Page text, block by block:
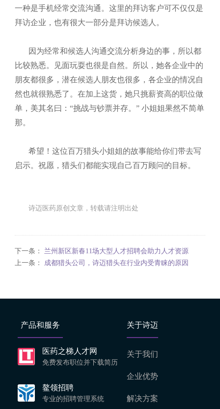
一种是手机经常交流沟通。这里的拜访客户可不仅仅是
拜访企业，也有很大一部分是拜访候选人。
因为经常和候选人沟通交流分析身边的事，所以都
比较熟悉。见面玩耍也很是自然。所以，她各企业中的
朋友都很多，潜在候选人朋友也很多，各企业的情况自
然也就很熟悉了。在加上这货，她只挑薪资高的职位做
单，美其名曰：“挑战与钞票并存。” 小姐姐果然不简单
那。
希望！这位百万猎头小姐姐的故事能给你们带去写
启示。祝愿，猎头们都能实现自己百万顾问的目标。
诗迈医药原创文章，转载请注明出处
下一条： 兰州新区新春11场大型人才招聘会助力人才资源
上一条： 成都猎头公司，诗迈猎头在行业内受青睐的原因
产品和服务
医药之梯人才网
免费发布职位并下载简历
鳌领招聘
专业的招聘管理系统
关于诗迈
关于我们
企业优势
解决方案